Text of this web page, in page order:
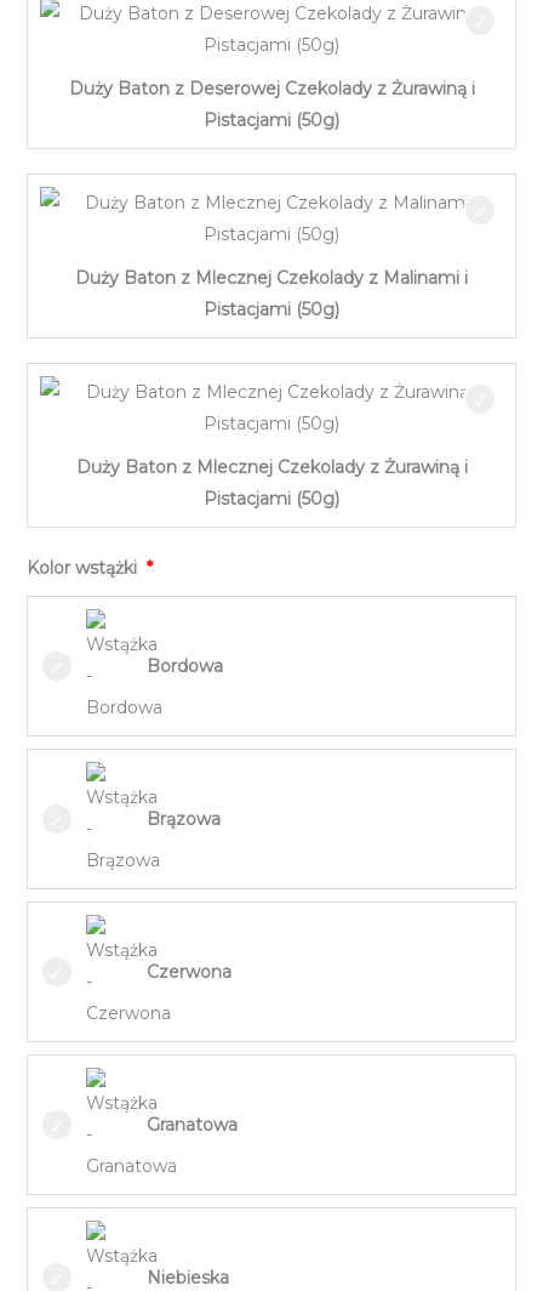
Duży Baton z Deserowej Czekolady z Żurawiną i
Pistacjami (50g)
Duży Baton z Mlecznej Czekolady z Malinami i
Pistacjami (50g)
Duży Baton z Mlecznej Czekolady z Żurawiną i
Pistacjami (50g)
Kolor wstążki
Bordowa
Brązowa
Czerwona
Granatowa
Niebieska